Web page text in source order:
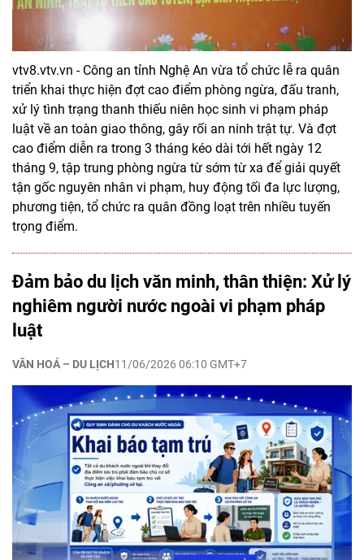
vtv8.vtv.vn - Công an tỉnh Nghệ An vừa tổ chức lễ ra quân
triển khai thực hiện đợt cao điểm phòng ngừa, đấu tranh,
xử lý tình trạng thanh thiếu niên học sinh vi phạm pháp
luật về an toàn giao thông, gây rối an ninh trật tự. Và đợt
cao điểm diễn ra trong 3 tháng kéo dài tới hết ngày 12
tháng 9, tập trung phòng ngừa từ sớm từ xa để giải quyết
tận gốc nguyên nhân vi phạm, huy động tối đa lực lượng,
phương tiện, tổ chức ra quân đồng loạt trên nhiều tuyến
trọng điểm.
Đảm bảo du lịch văn minh, thân thiện: Xử lý
nghiêm người nước ngoài vi phạm pháp
luật
VĂN HOÁ – DU LỊCH11/06/2026 06:10 GMT+7